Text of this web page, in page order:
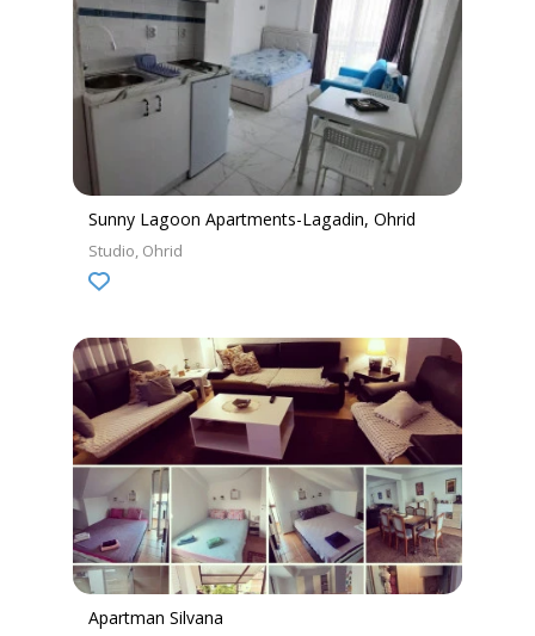
Sunny Lagoon Apartments-Lagadin, Ohrid
Studio Ohrid
Apartman Silvana